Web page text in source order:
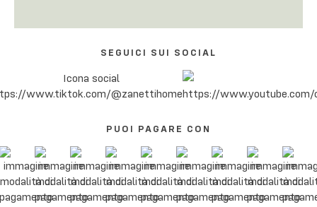
SEGUICI SUI SOCIAL
PUOI PAGARE CON